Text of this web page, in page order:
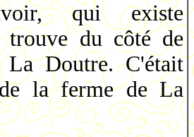
qui existe
trouve du côté de
La Doutre. C'était
la ferme de La